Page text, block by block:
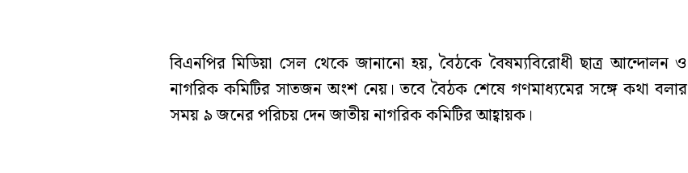
বিএনপির মিডিয়া সেল থেকে জানানো হয়, বৈঠকে বৈষম্যবিরোধী ছাত্র আন্দোলন ও
নাগরিক কমিটির সাতজন অংশ নেয়। তবে বৈঠক শেষে গণমাধ্যমের সঙ্গে কথা বলার
সময় ৯ জনের পরিচয় দেন জাতীয় নাগরিক কমিটির আহ্বায়ক।